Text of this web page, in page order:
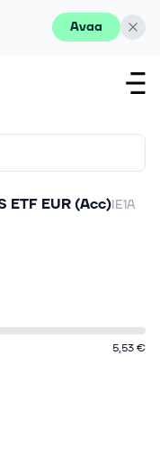
Avaa
ETF EUR (Acc)IE1A
5,53 €